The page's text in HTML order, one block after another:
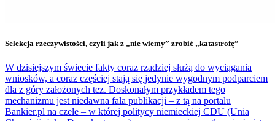
Selekcja rzeczywistości, czyli jak z „nie wiemy” zrobić „katastrofę”
W dzisiejszym świecie fakty coraz rzadziej służą do wyciągania
wniosków, a coraz częściej stają się jedynie wygodnym podparciem
dla z góry założonych tez. Doskonałym przykładem tego
mechanizmu jest niedawna fala publikacji – z tą na portalu
Bankier.pl na czele – w której politycy niemieckiej CDU (Unia